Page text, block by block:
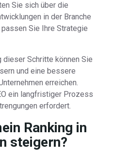
Sie sich über die
in der Branche
Sie Ihre Strategie
dieser Schritte können Sie
und eine bessere
erreichen.
ein langfristiger Prozess
erfordert.
Ranking in
steigern?